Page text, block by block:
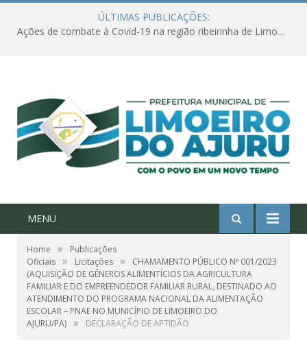
ÚLTIMAS PUBLICAÇÕES:
Ações de combate à Covid-19 na região ribeirinha de Limoeiro do Ajuru continuam
MENU
Home »
Publicações
Oficiais » Licitações »
CHAMAMENTO PÚBLICO Nº 001/2023
(AQUISIÇÃO DE GÊNEROS ALIMENTÍCIOS DA AGRICULTURA
FAMILIAR E DO EMPREENDEDOR FAMILIAR RURAL, DESTINADO AO
ATENDIMENTO DO PROGRAMA NACIONAL DA ALIMENTAÇÃO
ESCOLAR – PNAE NO MUNICÍPIO DE LIMOEIRO DO
AJURU/PA) » DECLARAÇÃO DE APTIDÃO